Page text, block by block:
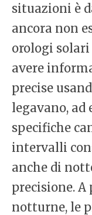
situazioni è
ancora non
orologi
avere
precise
legavano, ad
specifiche
intervalli
anche di
precisione. A
notturne, le